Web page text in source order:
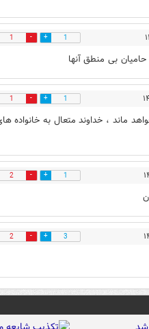
1
1
بی منطق آنها
1
1
ماند ، خداوند متعال به خانواده
1
2
3
2